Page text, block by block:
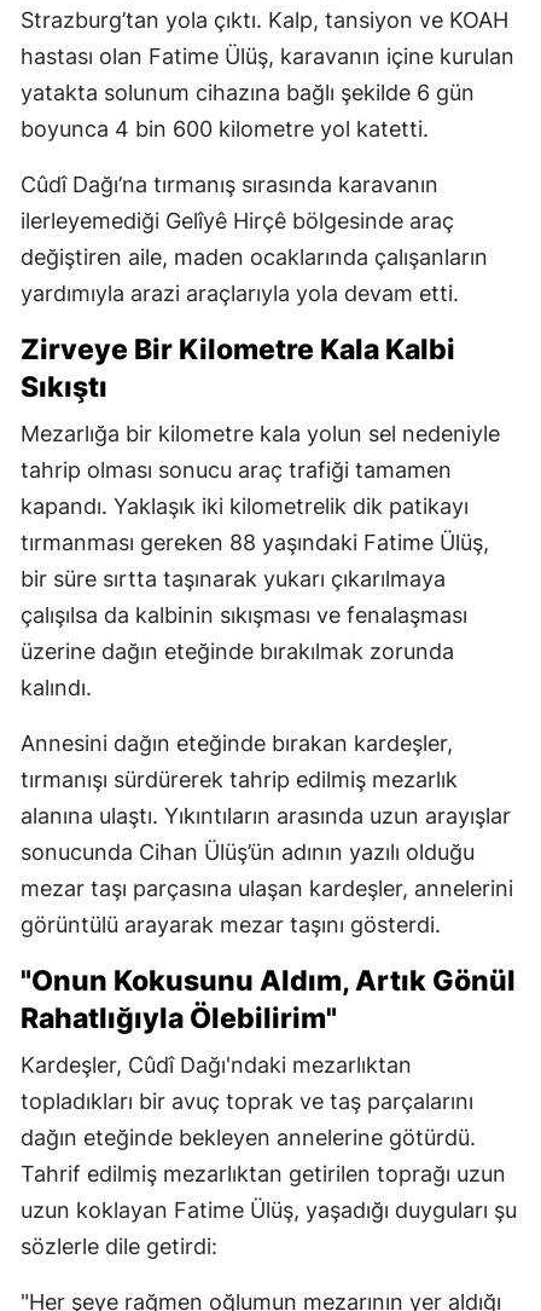
Strazburg’tan yola çıktı. Kalp, tansiyon ve KOAH
hastası olan Fatime Ülüş, karavanın içine kurulan
yatakta solunum cihazına bağlı şekilde 6 gün
boyunca 4 bin 600 kilometre yol katetti.
Cûdî Dağı’na tırmanış sırasında karavanın
ilerleyemediği Gelîyê Hirçê bölgesinde araç
değiştiren aile, maden ocaklarında çalışanların
yardımıyla arazi araçlarıyla yola devam etti.
Zirveye Bir Kilometre Kala Kalbi
Sıkıştı
Mezarlığa bir kilometre kala yolun sel nedeniyle
tahrip olması sonucu araç trafiği tamamen
kapandı. Yaklaşık iki kilometrelik dik patikayı
tırmanması gereken 88 yaşındaki Fatime Ülüş,
bir süre sırtta taşınarak yukarı çıkarılmaya
çalışılsa da kalbinin sıkışması ve fenalaşması
üzerine dağın eteğinde bırakılmak zorunda
kalındı.
Annesini dağın eteğinde bırakan kardeşler,
tırmanışı sürdürerek tahrip edilmiş mezarlık
alanına ulaştı. Yıkıntıların arasında uzun arayışlar
sonucunda Cihan Ülüş’ün adının yazılı olduğu
mezar taşı parçasına ulaşan kardeşler, annelerini
görüntülü arayarak mezar taşını gösterdi.
"Onun Kokusunu Aldım, Artık Gönül
Rahatlığıyla Ölebilirim"
Kardeşler, Cûdî Dağı'ndaki mezarlıktan
topladıkları bir avuç toprak ve taş parçalarını
dağın eteğinde bekleyen annelerine götürdü.
Tahrif edilmiş mezarlıktan getirilen toprağı uzun
uzun koklayan Fatime Ülüş, yaşadığı duyguları şu
sözlerle dile getirdi:
"Her şeye rağmen oğlumun mezarının yer aldığı